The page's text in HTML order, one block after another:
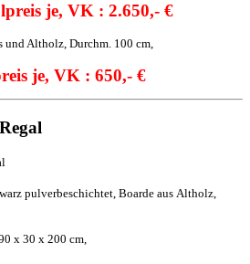
je, VK : 2.650,- €
und Altholz, Durchm. 100 cm,
je, VK : 650,- €
pulverbeschichtet, Boarde aus Altholz,
x 30 x 200 cm,